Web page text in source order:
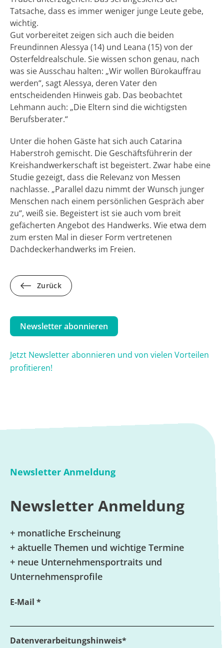
Tatsache, dass es immer weniger junge Leute gebe,
wichtig.
Gut vorbereitet zeigen sich auch die beiden
Freundinnen Alessya (14) und Leana (15) von der
Osterfeldrealschule. Sie wissen schon genau, nach
was sie Ausschau halten: „Wir wollen Bürokauffrau
werden“, sagt Alessya, deren Vater den
entscheidenden Hinweis gab. Das beobachtet
Lehmann auch: „Die Eltern sind die wichtigsten
Berufsberater.“
Unter die hohen Gäste hat sich auch Catarina
Haberstroh gemischt. Die Geschäftsführerin der
Kreishandwerkerschaft ist begeistert. Zwar habe eine
Studie gezeigt, dass die Relevanz von Messen
nachlasse. „Parallel dazu nimmt der Wunsch junger
Menschen nach einem persönlichen Gespräch aber
zu“, weiß sie. Begeistert ist sie auch vom breit
gefächerten Angebot des Handwerks. Wie etwa dem
zum ersten Mal in dieser Form vertretenen
Dachdeckerhandwerks im Freien.
Zurück
Newsletter abonnieren
Jetzt Newsletter abonnieren und von vielen Vorteilen
profitieren!
Newsletter Anmeldung
Newsletter Anmeldung
+ monatliche Erscheinung
+ aktuelle Themen und wichtige Termine
+ neue Unternehmensportraits und
Unternehmensprofile
E-Mail *
Datenverarbeitungshinweis*